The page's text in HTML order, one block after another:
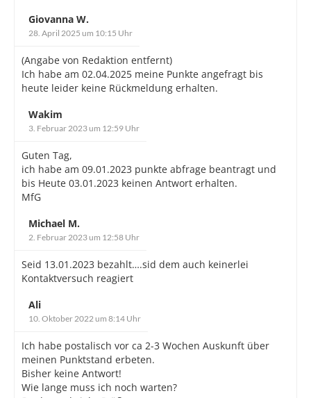
Giovanna W.
28. April 2025 um 10:15 Uhr
(Angabe von Redaktion entfernt)
Ich habe am 02.04.2025 meine Punkte angefragt bis
heute leider keine Rückmeldung erhalten.
Wakim
3. Februar 2023 um 12:59 Uhr
Guten Tag,
ich habe am 09.01.2023 punkte abfrage beantragt und
bis Heute 03.01.2023 keinen Antwort erhalten.
MfG
Michael M.
2. Februar 2023 um 12:58 Uhr
Seid 13.01.2023 bezahlt….sid dem auch keinerlei
Kontaktversuch reagiert
Ali
10. Oktober 2022 um 8:14 Uhr
Ich habe postalisch vor ca 2-3 Wochen Auskunft über
meinen Punktstand erbeten.
Bisher keine Antwort!
Wie lange muss ich noch warten?